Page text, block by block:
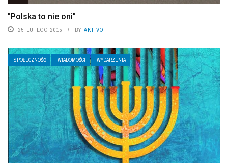
"Polska to nie oni"
25 LUTEGO 2015 BY AKTIVO
SPOŁECZNOŚĆ WIADOMOŚCI WYDARZENIA